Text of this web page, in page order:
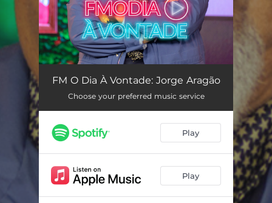
Doce Amizade (Ao Vivo) 03:15
Enredo do Meu Samba (Ao Vivo) 03:40
Mutirão de Amor (Ao Vivo) 02:41
Grande Duelo (Ao Vivo)
Até Que Aprendi (Ao Vivo) 03:51
FM O Dia À Vontade: Jorge Aragão
Choose your preferred music service
Play
Play